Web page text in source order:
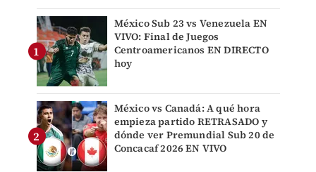
México Sub 23 vs Venezuela EN
VIVO: Final de Juegos
Centroamericanos EN DIRECTO
hoy
México vs Canadá: A qué hora
empieza partido RETRASADO y
dónde ver Premundial Sub 20 de
Concacaf 2026 EN VIVO